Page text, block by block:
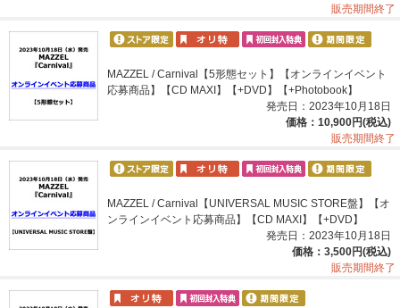
販売期間終了
MAZZEL / Carnival【5形態セット】【オンラインイベント
応募商品】【CD MAXI】【+DVD】【+Photobook】
発売日：2023年10月18日
価格：10,900円(税込)
販売期間終了
MAZZEL / Carnival【UNIVERSAL MUSIC STORE盤】【オ
ンラインイベント応募商品】【CD MAXI】【+DVD】
発売日：2023年10月18日
価格：3,500円(税込)
販売期間終了